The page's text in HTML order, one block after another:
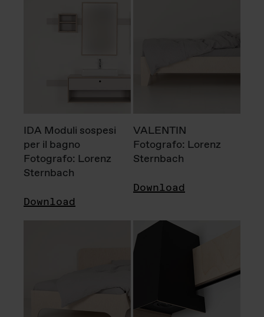
IDA Moduli sospesi
per il bagno
Fotografo: Lorenz
Sternbach
Download
VALENTIN
Fotografo: Lorenz
Sternbach
Download